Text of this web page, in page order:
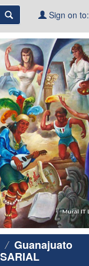
Sign on to:
Guanajuato